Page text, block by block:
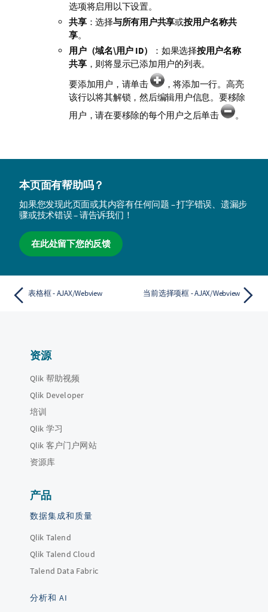
选项将启用以下设置。
共享：选择与所有用户共享或按用户名称共
享。
用户（域名\用户 ID）
：如果选择按用户名称
共享，则将显示已添加用户的列表。
要添加用户，请单击
，将添加一行。高亮
该行以将其解锁，然后编辑用户信息。要移除
用户，请在要移除的每个用户之后单击
。
本页面有帮助吗？
如果您发现此页面或其内容有任何问题 – 打字错误、遗漏步
骤或技术错误 – 请告诉我们！
在此处留下您的反馈
表格框 - AJAX/Webview 当前选择项框 - AJAX/Webview
资源
Qlik 帮助视频
Qlik Developer
培训
Qlik 学习
Qlik 客户门户网站
资源库
产品
数据集成和质量
Qlik Talend
Qlik Talend Cloud
Talend Data Fabric
分析和 AI